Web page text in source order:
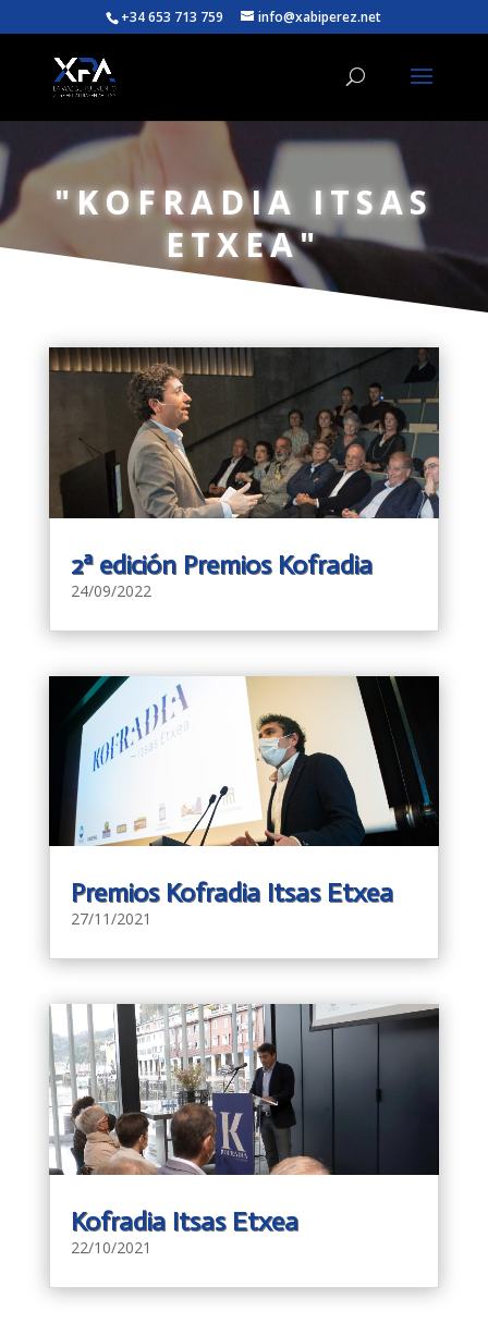
+34 653 713 759 info@xabiperez.net
"KOFRADIA ITSAS
ETXEA"
2ª edición Premios Kofradia
24/09/2022
Premios Kofradia Itsas Etxea
27/11/2021
Kofradia Itsas Etxea
22/10/2021